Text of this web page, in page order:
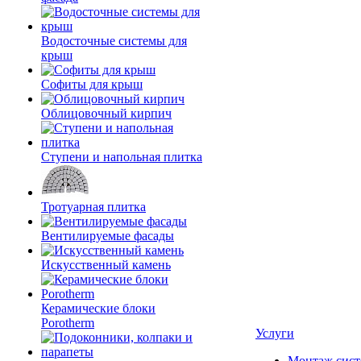
Водосточные системы для
крыш
Софиты для крыш
Облицовочный кирпич
Ступени и напольная плитка
Тротуарная плитка
Вентилируемые фасады
Искусственный камень
Керамические блоки
Porotherm
Услуги